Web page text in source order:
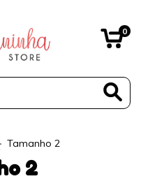
0
Tamanho 2
2